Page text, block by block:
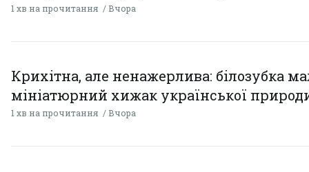
1 хв на прочитання Вчора
Крихітна, але ненажерлива: білозубка
мініатюрний хижак української
1 хв на прочитання Вчора